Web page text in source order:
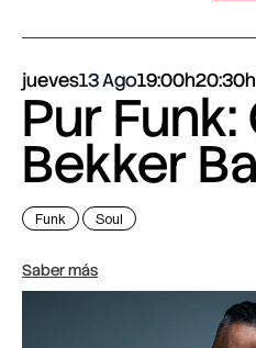
jueves13 Ago19:00h20:30h
Pur
Bekker
Funk Soul
Saber más